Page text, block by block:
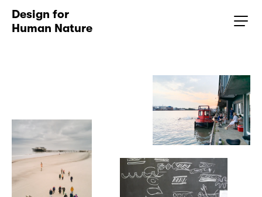
Design for
Human Nature